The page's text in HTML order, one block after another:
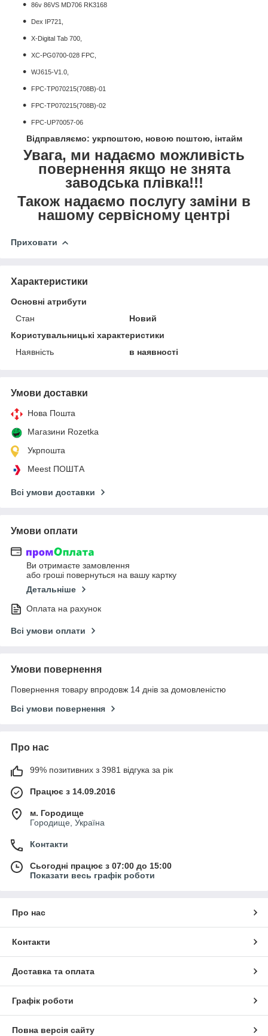
86v 86VS MD706 RK3168
Dex IP721,
X-Digital Tab 700,
XC-PG0700-028 FPC,
WJ615-V1.0,
FPC-TP070215(708B)-01
FPC-TP070215(708B)-02
FPC-UP70057-06
Відправляємо: укрпоштою, новою поштою, інтайм
Увага, ми надаємо можливість
повернення якщо не знята
заводська плівка!!!
Також надаємо послугу заміни в
нашому сервісному центрі
Приховати
Характеристики
Основні атрибути
Стан
Новий
Користувальницькі характеристики
Наявність
в наявності
Умови доставки
Нова Пошта
Магазини Rozetka
Укрпошта
Meest ПОШТА
Всі умови доставки
Умови оплати
Ви отримаєте замовлення
або гроші повернуться на вашу картку
Детальніше
Оплата на рахунок
Всі умови оплати
Умови повернення
Повернення товару впродовж 14 днів за домовленістю
Всі умови повернення
Про нас
99% позитивних з 3981 відгука за рік
Працює з 14.09.2016
м. Городище
Городище, Україна
Контакти
Сьогодні працює з 07:00 до 15:00
Показати весь графік роботи
Про нас
Контакти
Доставка та оплата
Графік роботи
Повна версія сайту